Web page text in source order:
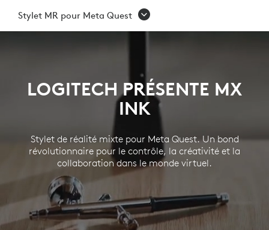
STYLET
MR
META
Stylet MR pour Meta Quest
LOGITECH PRÉSENTE MX
INK
Stylet de réalité mixte pour Meta Quest. Un bond
révolutionnaire pour le contrôle, la créativité et la
collaboration dans le monde virtuel.